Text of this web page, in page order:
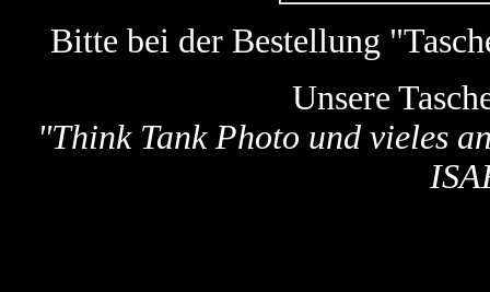
Bitte bei der Bestellung
Unsere
"Think Tank Photo und vieles